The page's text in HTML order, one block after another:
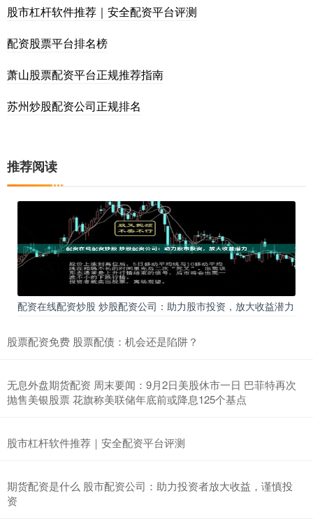
股市杠杆软件推荐｜安全配资平台评测
配资股票平台排名榜
萧山股票配资平台正规推荐指南
苏州炒股配资公司正规排名
推荐阅读
配资在线配资炒股 炒股配资公司：助力股市投资，放大收益潜力
股票配资免费 股票配债：机会还是陷阱？
无息外盘期货配资 周末要闻：9月2日美股休市一日 巴菲特再次
抛售美银股票 花旗称美联储年底前或降息125个基点
股市杠杆软件推荐｜安全配资平台评测
期货配资是什么 股市配资公司：助力投资者放大收益，谨慎投
资